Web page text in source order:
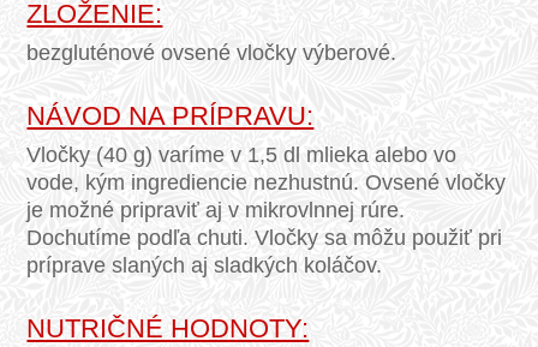
ZLOŽENIE:
bezgluténové ovsené vločky výberové.
NÁVOD NA PRÍPRAVU:
Vločky (40 g) varíme v 1,5 dl mlieka alebo vo
vode, kým ingrediencie nezhustnú. Ovsené vločky
je možné pripraviť aj v mikrovlnnej rúre.
Dochutíme podľa chuti. Vločky sa môžu použiť pri
príprave slaných aj sladkých koláčov.
NUTRIČNÉ HODNOTY: